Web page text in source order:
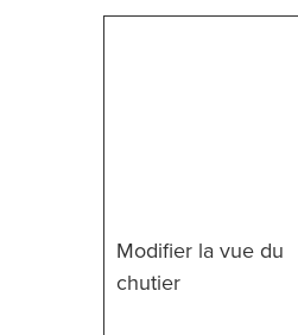
Modifier la vue du
chutier